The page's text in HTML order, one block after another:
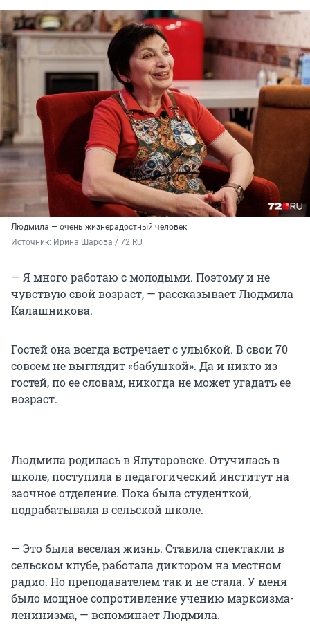
Людмила — очень жизнерадостный человек
Источник: Ирина Шарова / 72.RU
— Я много работаю с молодыми. Поэтому и не
чувствую свой возраст, — рассказывает Людмила
Калашникова.
Гостей она всегда встречает с улыбкой. В свои 70
совсем не выглядит «бабушкой». Да и никто из
гостей, по ее словам, никогда не может угадать ее
возраст.
Людмила родилась в Ялуторовске. Отучилась в
школе, поступила в педагогический институт на
заочное отделение. Пока была студенткой,
подрабатывала в сельской школе.
— Это была веселая жизнь. Ставила спектакли в
сельском клубе, работала диктором на местном
радио. Но преподавателем так и не стала. У меня
было мощное сопротивление учению марксизма-
ленинизма, — вспоминает Людмила.